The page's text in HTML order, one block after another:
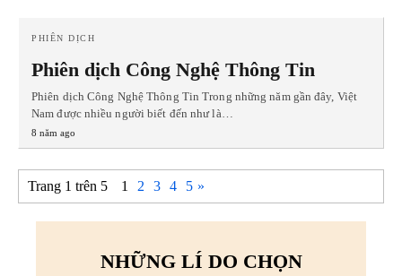
PHIÊN DỊCH
Phiên dịch Công Nghệ Thông Tin
Phiên dịch Công Nghệ Thông Tin Trong những năm gần đây, Việt
Nam được nhiều người biết đến như là…
8 năm ago
Trang 1 trên 5 1 2 3 4 5 »
NHỮNG LÍ DO CHỌN